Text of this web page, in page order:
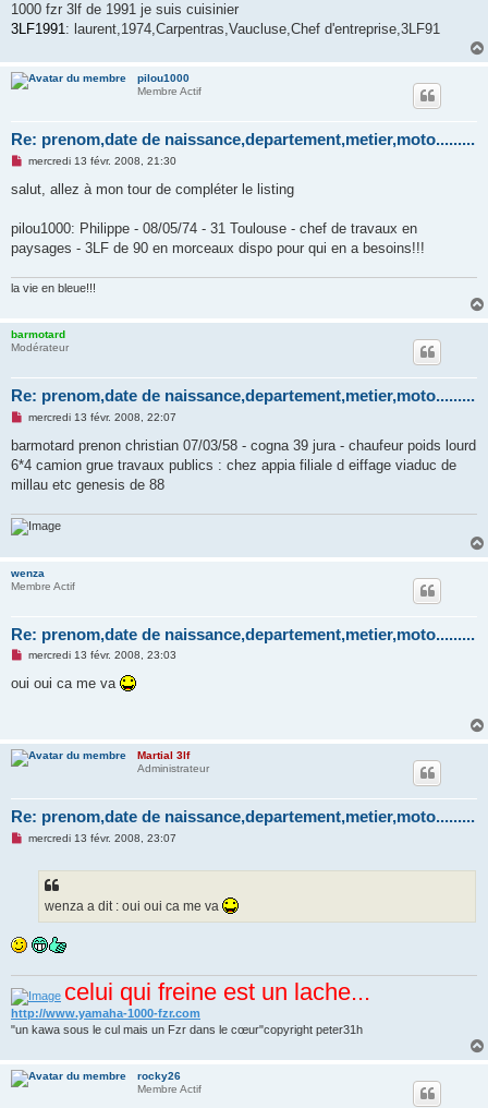
1000 fzr 3lf de 1991 je suis cuisinier
3LF1991: laurent,1974,Carpentras,Vaucluse,Chef d'entreprise,3LF91
pilou1000
Membre Actif
Re: prenom,date de naissance,departement,metier,moto.........
M
s
g
n
n
l
mercredi 13 févr. 2008, 21:30
salut, allez à mon tour de compléter le listing
pilou1000: Philippe - 08/05/74 - 31 Toulouse - chef de travaux en
paysages - 3LF de 90 en morceaux dispo pour qui en a besoins!!!
la vie en bleue!!!
barmotard
Modérateur
Re: prenom,date de naissance,departement,metier,moto.........
M
s
a
g
o
n
u
mercredi 13 févr. 2008, 22:07
barmotard prenon christian 07/03/58 - cogna 39 jura - chaufeur poids lourd
6*4 camion grue travaux publics : chez appia filiale d eiffage viaduc de
millau etc genesis de 88
wenza
Membre Actif
Re: prenom,date de naissance,departement,metier,moto.........
M
s
n
o
u
mercredi 13 févr. 2008, 23:03
oui oui ca me va
Martial 3lf
Administrateur
Re: prenom,date de naissance,departement,metier,moto.........
M
o
n
mercredi 13 févr. 2008, 23:07
wenza a dit : oui oui ca me va
celui qui freine est un lache...
http://www.yamaha-1000-fzr.com
"un kawa sous le cul mais un Fzr dans le cœur"copyright peter31h
rocky26
Membre Actif